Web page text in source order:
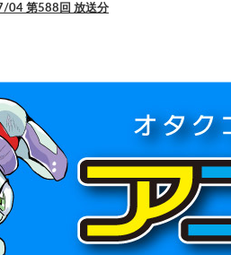
04 第588回 放送分